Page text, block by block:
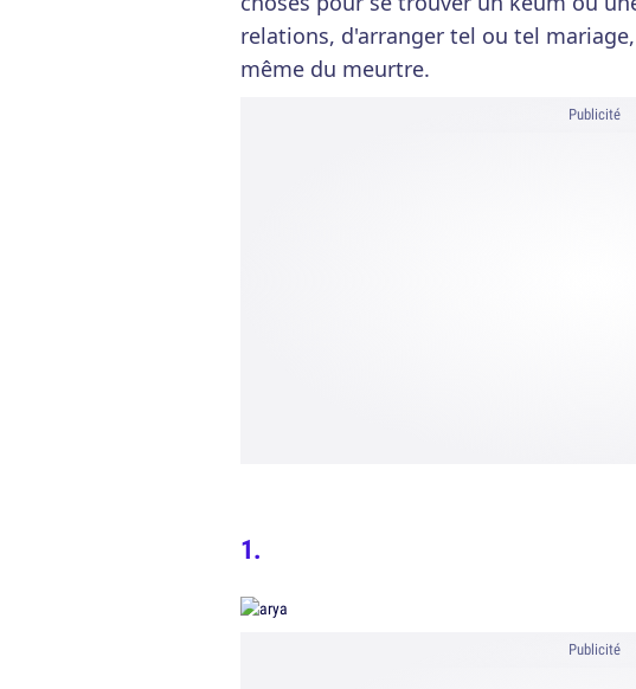
relations, d'arranger tel ou tel
même du meurtre.
Publicité
Publicité